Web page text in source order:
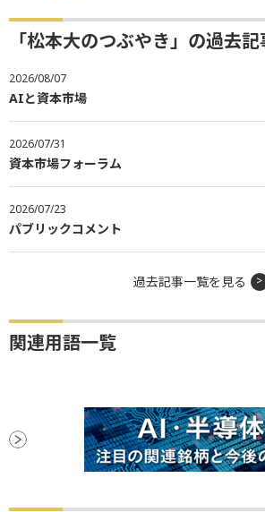
「松本大のつぶやき」の過去
2026/08/07
AIと資本市場
2026/07/31
資本市場フォーラム
2026/07/23
パブリックコメント
過去記事一覧を見る
関連用語一覧